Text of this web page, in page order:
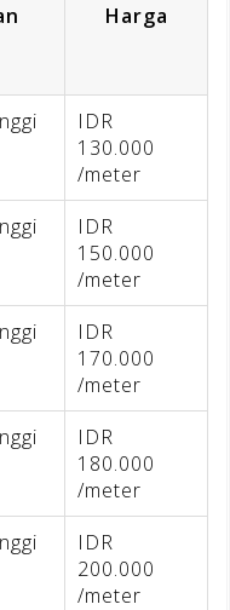
Harga
IDR
130.000
/meter
IDR
150.000
/meter
IDR
170.000
/meter
IDR
180.000
/meter
IDR
200.000
/meter